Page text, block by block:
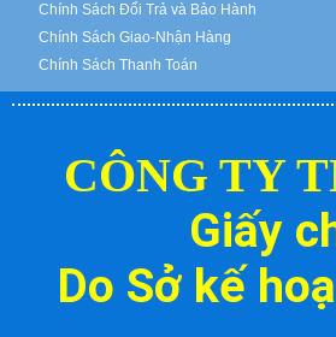
Chính Sách Đổi Trả và Bảo Hành
Chính Sách Giao-Nhận Hàng
Chính Sách Thanh Toán
CÔNG TY
Giấy
Do Sở kế